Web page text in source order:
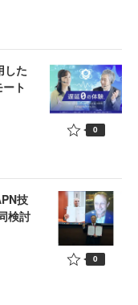
した
ト
0
技
検討
0